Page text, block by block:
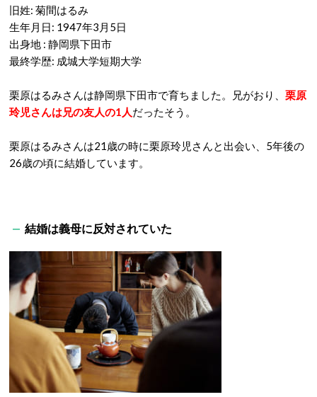
旧姓: 菊間はるみ
生年月日: 1947年3月5日
出身地 : 静岡県下田市
最終学歴: 成城大学短期大学
栗原はるみさんは静岡県下田市で育ちました。兄がおり、 栗原
玲児さんは兄の友人の1人だったそう。
栗原はるみさんは21歳の時に栗原玲児さんと出会い、5年後の
26歳の頃に結婚しています。
結婚は義母に反対されていた